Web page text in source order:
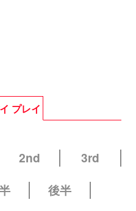
プレイ
2nd
3rd
後半